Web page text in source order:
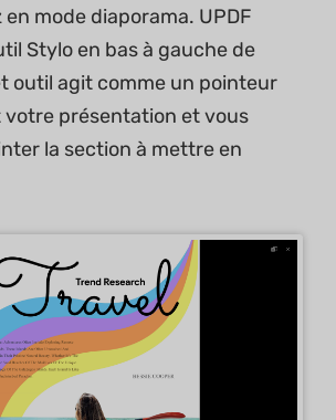
mode diaporama. UPDF
Stylo en bas à gauche de
outil agit comme un pointeur
votre présentation et vous
la section à mettre en